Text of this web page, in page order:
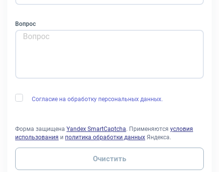
Вопрос
Согласие на обработку персональных данных.
Форма защищена Yandex SmartCaptcha. Применяются условия
использования и политика обработки данных Яндекса.
Очистить